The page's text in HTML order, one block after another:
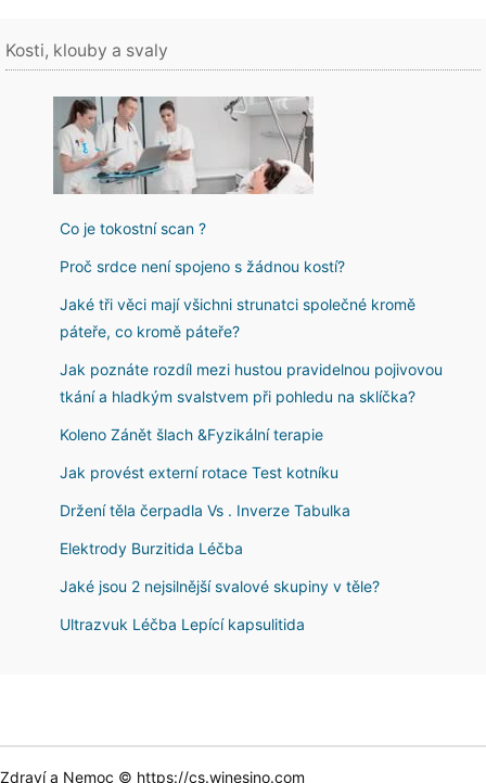
Kosti, klouby a svaly
Co je tokostní scan ?
Proč srdce není spojeno s žádnou kostí?
Jaké tři věci mají všichni strunatci společné kromě
páteře, co kromě páteře?
Jak poznáte rozdíl mezi hustou pravidelnou pojivovou
tkání a hladkým svalstvem při pohledu na sklíčka?
Koleno Zánět šlach &Fyzikální terapie
Jak provést externí rotace Test kotníku
Držení těla čerpadla Vs . Inverze Tabulka
Elektrody Burzitida Léčba
Jaké jsou 2 nejsilnější svalové skupiny v těle?
Ultrazvuk Léčba Lepící kapsulitida
Zdraví a Nemoc © https://cs.winesino.com